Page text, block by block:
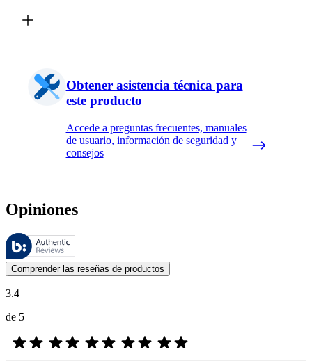
Obtener asistencia técnica para
este producto
Accede a preguntas frecuentes, manuales
de usuario, información de seguridad y
consejos
Opiniones
Estas reseñas las gestiona Bazaarvoice y cumplen con la política de
Las opiniones de los clientes en forma de reseñas de productos y
Comprender las reseñas de productos
3.4
de 5